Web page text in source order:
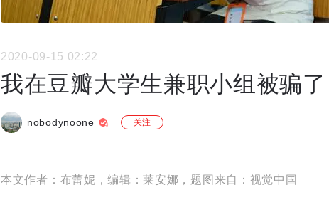
2020-09-15 02:22
我在豆瓣大学生兼职小组被骗了
nobodynoone 关注
本文作者：布蕾妮，编辑：莱安娜，题图来自：视觉中国